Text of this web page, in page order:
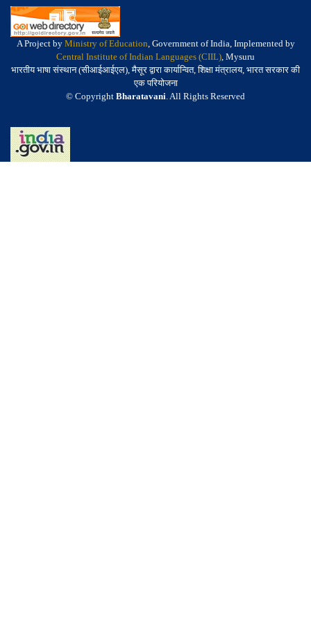
A Project by Ministry of Education, Government of India, Implemented by
Central Institute of Indian Languages (CIIL), Mysuru
भारतीय भाषा संस्थान (सीआईआईएल), मैसूर द्वारा कार्यान्वित, शिक्षा मंत्रालय, भारत सरकार की
एक परियोजना
© Copyright Bharatavani. All Rights Reserved